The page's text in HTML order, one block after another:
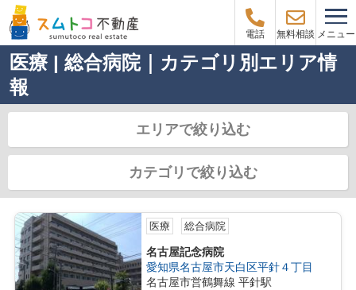
電話 無料相談 メニュー
医療 | 総合病院｜カテゴリ別エリア情
報
エリアで絞り込む
カテゴリで絞り込む
医療 総合病院
名古屋記念病院
愛知県名古屋市天白区平針４丁目
名古屋市営鶴舞線 平針駅